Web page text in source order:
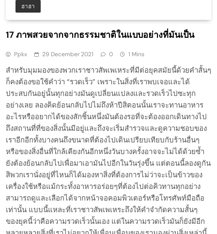
ฮาฮา
17 ภาพสวยจากจากธรรมชาติในแบบอย่างที่มันเป็น
Ppkx 29 December 2021 0 1 Mins
สำหรับมุมมองของพวกเราชาวสัพเพเหระที่มีต่อยุคสมัยนี้ด้วยคำสั้นๆ
ก็คงต้องขอใช้คำว่า “รวดเร็ว” เพราะในสิ่งที่เราพบเจอและได้
ประสบกันอยู่นั้นทุกอย่างมันดูเปลี่ยนแปลงและรวดเร็วไปซะทุก
อย่างเลย ลองคิดย้อนกลับไปไม่ถึงห้าปีสิตอนนั้นเราจะทานอาหาร
อะไรหรืออยากได้ของสักชิ้นหนึ่งมันต้องรอที่จะต้องออกเดินทางไป
ถึงสถานที่ที่ของสิ่งนั้นมีอยู่และถึงจะเริ่มสำรวจและดูความชอบของ
เราอีกอีกทั้งบางคนถึงขนาดที่ต้องไปเดินเปรียบเทียบกับร้านอื่นๆ
หรือของสิ่งอื่นที่ใกล้เคียงกันอีกหนึ่งวันบางครั้งอาจจะไม่ได้ด้วยซ้ำ
ยังต้องย้อนกลับไปเพื่อมาเอามันไปอีกในวันรุ่งขึ้น แต่ตอนนี้ลองดูกัน
สิพวกเรานั่งอยู่ที่ไหนก็ได้มองหาสิ่งที่ต้องการไม่ว่าจะเป็นข้าวของ
เครื่องใช้หรือแม้กระทั้งอาหารอร่อยๆที่ต้องไปต่อคิวทานทุกอย่าง
สามารถดูและเลือกได้จากหน้าจอคอมพิวเตอร์หรือโทรศัพท์มือถือ
เท่านั้น แบบนี้แหละที่เราชาวสัพเพเหระถึงให้คำจำกัดความสั้นๆ
ของยุคนี้ว่าคือความรวดเร็วนั้นเอง แต่ในความรวดเร็วมันก็ยังมีอีก